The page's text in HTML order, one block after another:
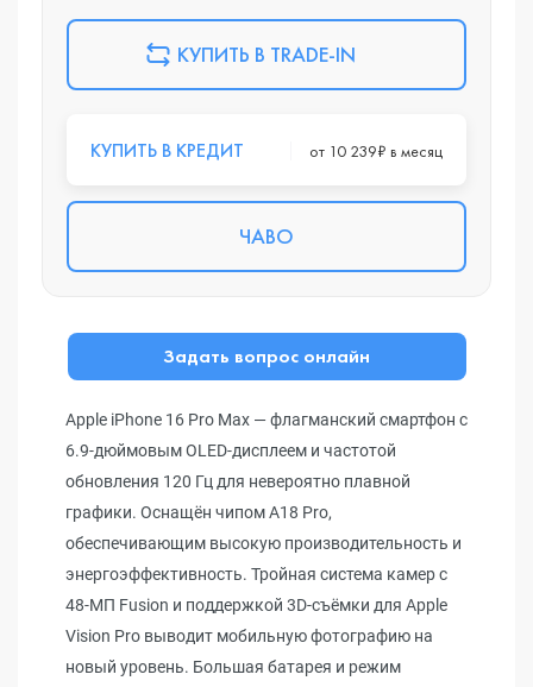
КУПИТЬ В TRADE-IN
КУПИТЬ В КРЕДИТ от 10 239₽ в месяц
ЧАВО
Задать вопрос онлайн
Apple iPhone 16 Pro Max — флагманский смартфон с
6.9-дюймовым OLED-дисплеем и частотой
обновления 120 Гц для невероятно плавной
графики. Оснащён чипом A18 Pro,
обеспечивающим высокую производительность и
энергоэффективность. Тройная система камер с
48-МП Fusion и поддержкой 3D-съёмки для Apple
Vision Pro выводит мобильную фотографию на
новый уровень. Большая батарея и режим